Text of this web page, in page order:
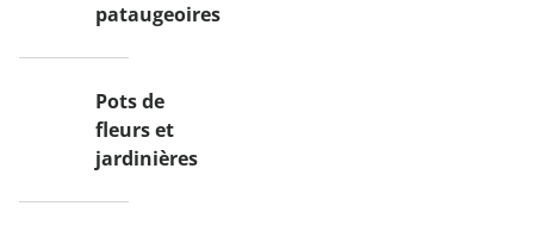
pataugeoires
Pots de
fleurs et
jardinières